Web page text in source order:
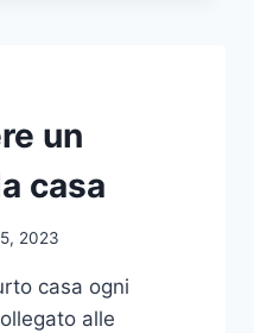
un
casa
2023
casa ogni
alle